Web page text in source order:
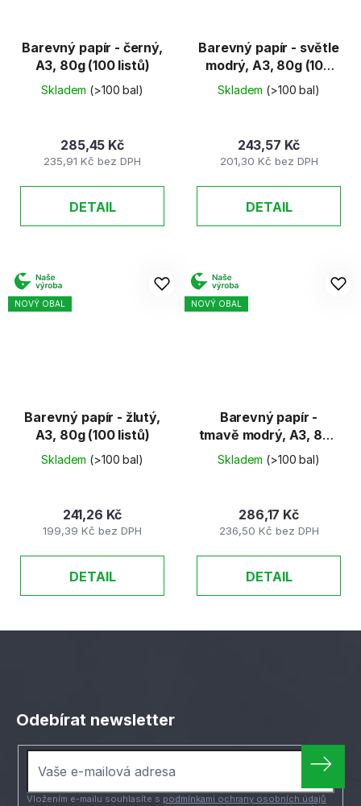
Barevný papír - černý,
A3, 80g (100 listů)
Skladem (>100 bal)
235,91 Kč bez DPH
285,45 Kč
DETAIL
Barevný papír - světle
modrý, A3, 80g (100
listů)
Skladem (>100 bal)
201,30 Kč bez DPH
243,57 Kč
DETAIL
NOVÝ OBAL
Barevný papír - žlutý,
A3, 80g (100 listů)
Skladem (>100 bal)
199,39 Kč bez DPH
241,26 Kč
DETAIL
NOVÝ OBAL
Barevný papír -
tmavě modrý, A3, 80g
(100 listů)
Skladem (>100 bal)
236,50 Kč bez DPH
286,17 Kč
DETAIL
Odebírat newsletter
Vložením e-mailu souhlasíte s podmínkami ochrany osobních údajů